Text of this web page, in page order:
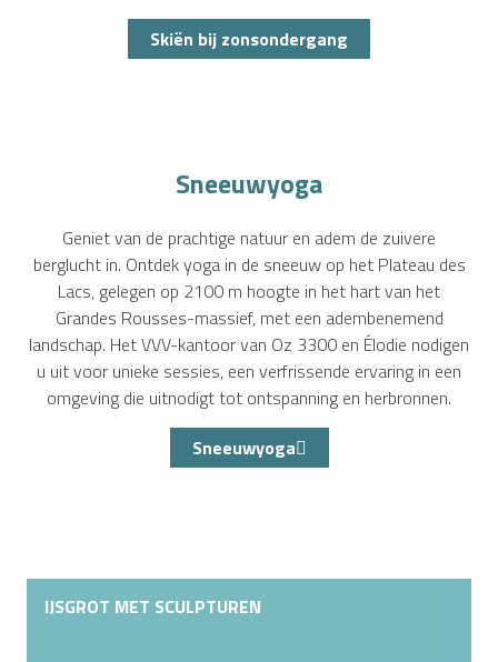
Skiën bij zonsondergang
Sneeuwyoga
Geniet van de prachtige natuur en adem de zuivere
berglucht in. Ontdek yoga in de sneeuw op het Plateau des
Lacs, gelegen op 2100 m hoogte in het hart van het
Grandes Rousses-massief, met een adembenemend
landschap. Het VVV-kantoor van Oz 3300 en Élodie nodigen
u uit voor unieke sessies, een verfrissende ervaring in een
omgeving die uitnodigt tot ontspanning en herbronnen.
Sneeuwyoga
IJSGROT MET SCULPTUREN